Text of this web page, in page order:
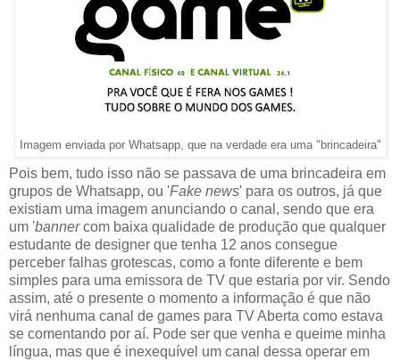
Imagem enviada por Whatsapp, que na verdade era uma "brincadeira"
Pois bem, tudo isso não se passava de uma brincadeira em
grupos de Whatsapp, ou 'Fake news' para os outros, já que
existiam uma imagem anunciando o canal, sendo que era
um 'bannercom baixa qualidade de produção que qualquer
estudante de designer que tenha 12 anos consegue
perceber falhas grotescas, como a fonte diferente e bem
simples para uma emissora de TV que estaria por vir. Sendo
assim, até o presente o momento a informação é que não
virá nenhuma canal de games para TV Aberta como estava
se comentando por aí. Pode ser que venha e queime minha
língua, mas que é inexequível um canal dessa operar em